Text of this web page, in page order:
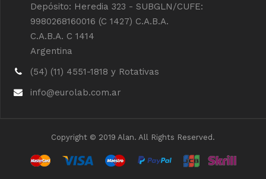
Depósito: Heredia 323 - SUBGLN/CUFE:
9980268160016 (C 1427) C.A.B.A.
C.A.B.A. C 1414
Argentina
(54) (11) 4551-1818 y Rotativas
info@eurolab.com.ar
Copyright © 2019 Alan. All Rights Reserved.